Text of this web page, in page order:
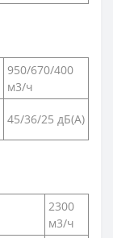
950/670/400
м3/ч
45/36/25 дБ(А)
2300
м3/ч